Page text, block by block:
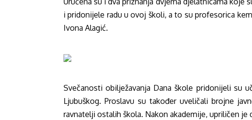
i pridonijele radu u ovoj školi, a to su profesorica
Ivona Alagić.
Svečanosti obilježavanja Dana škole pridonijeli su
Ljubuškog. Proslavu su također uveličali brojne
ravnatelji ostalih škola. Nakon akademije, upriličen je